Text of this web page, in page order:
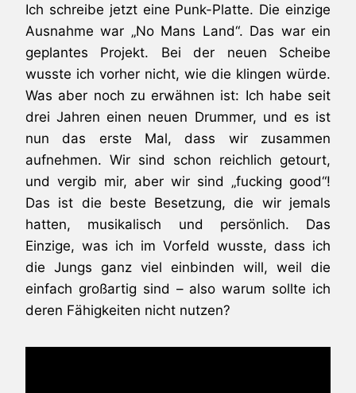
Ich schreibe jetzt eine Punk-Platte. Die einzige
Ausnahme war „No Mans Land“. Das war ein
geplantes Projekt. Bei der neuen Scheibe
wusste ich vorher nicht, wie die klingen würde.
Was aber noch zu erwähnen ist: Ich habe seit
drei Jahren einen neuen Drummer, und es ist
nun das erste Mal, dass wir zusammen
aufnehmen. Wir sind schon reichlich getourt,
und vergib mir, aber wir sind „fucking good“!
Das ist die beste Besetzung, die wir jemals
hatten, musikalisch und persönlich. Das
Einzige, was ich im Vorfeld wusste, dass ich
die Jungs ganz viel einbinden will, weil die
einfach großartig sind – also warum sollte ich
deren Fähigkeiten nicht nutzen?